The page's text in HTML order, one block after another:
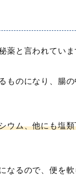
薬と言われていま
ものになり、腸
ウム、他にも塩
なるので、便を軟